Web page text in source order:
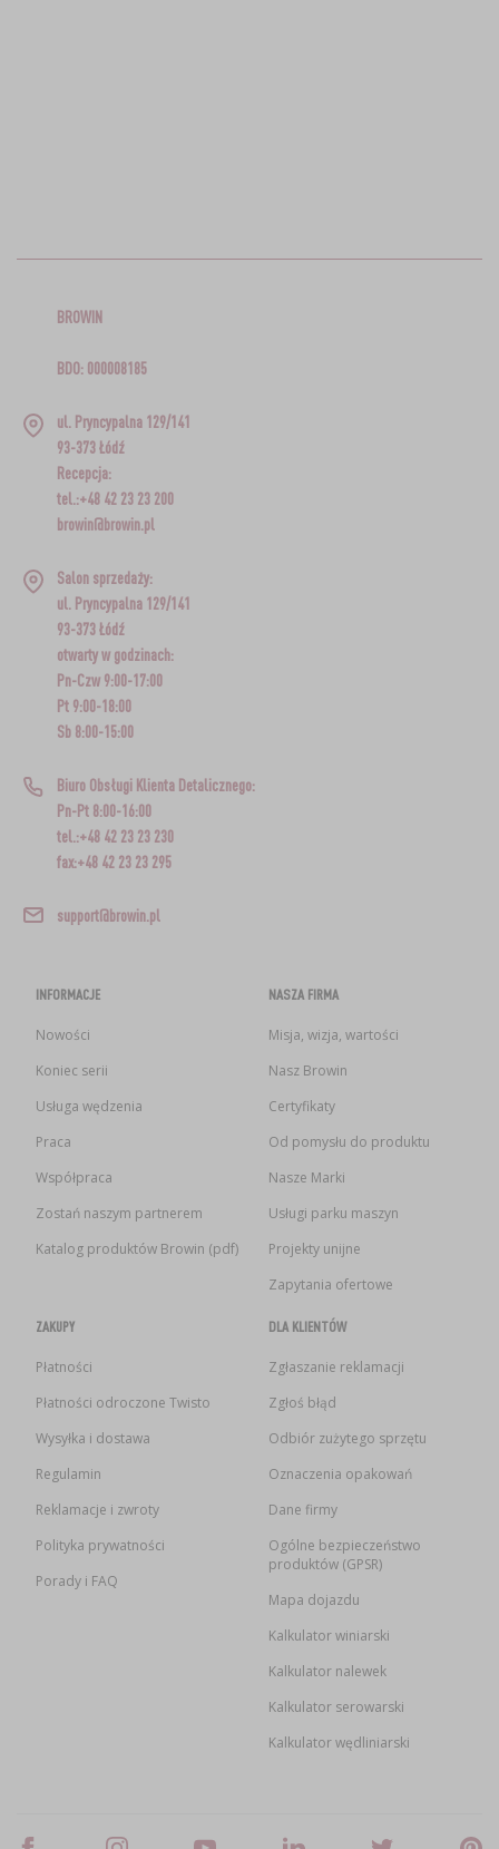
BROWIN
BDO: 000008185
ul. Pryncypalna 129/141
93-373 Łódź
Recepcja:
tel.:+48 42 23 23 200
browin@browin.pl
Salon sprzedaży:
ul. Pryncypalna 129/141
93-373 Łódź
otwarty w godzinach:
Pn-Czw 9:00-17:00
Pt 9:00-18:00
Sb 8:00-15:00
Biuro Obsługi Klienta Detalicznego:
Pn-Pt 8:00-16:00
tel.:+48 42 23 23 230
fax:+48 42 23 23 295
support@browin.pl
INFORMACJE
Nowości
Koniec serii
Usługa wędzenia
Praca
Współpraca
Zostań naszym partnerem
Katalog produktów Browin (pdf)
NASZA FIRMA
Misja, wizja, wartości
Nasz Browin
Certyfikaty
Od pomysłu do produktu
Nasze Marki
Usługi parku maszyn
Projekty unijne
Zapytania ofertowe
ZAKUPY
Płatności
Płatności odroczone Twisto
Wysyłka i dostawa
Regulamin
Reklamacje i zwroty
Polityka prywatności
Porady i FAQ
DLA KLIENTÓW
Zgłaszanie reklamacji
Zgłoś błąd
Odbiór zużytego sprzętu
Oznaczenia opakowań
Dane firmy
Ogólne bezpieczeństwo
produktów (GPSR)
Mapa dojazdu
Kalkulator winiarski
Kalkulator nalewek
Kalkulator serowarski
Kalkulator wędliniarski